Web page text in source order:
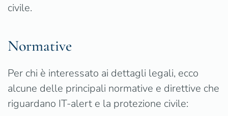
civile.
Normative
Per chi è interessato ai dettagli legali, ecco
alcune delle principali normative e direttive che
riguardano IT-alert e la protezione civile: